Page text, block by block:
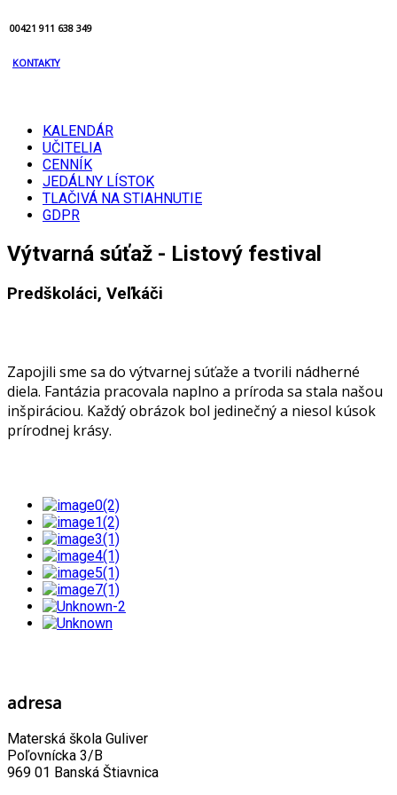
00421 911 638 349
KONTAKTY
KALENDÁR
UČITELIA
CENNÍK
JEDÁLNY LÍSTOK
TLAČIVÁ NA STIAHNUTIE
GDPR
Výtvarná súťaž - Listový festival
Predškoláci, Veľkáči
Zapojili sme sa do výtvarnej súťaže a tvorili nádherné
diela. Fantázia pracovala naplno a príroda sa stala našou
inšpiráciou. Každý obrázok bol jedinečný a niesol kúsok
prírodnej krásy.
adresa
Materská škola Guliver
Poľovnícka 3/B
969 01 Banská Štiavnica